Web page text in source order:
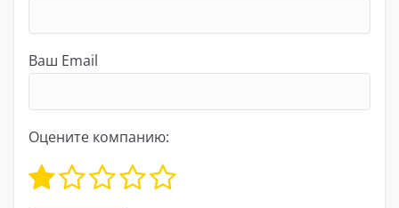
Ваш Email
Оцените компанию: